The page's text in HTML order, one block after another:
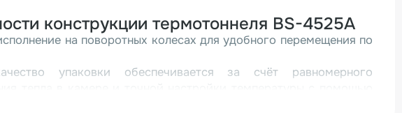
конструкции термотоннеля BS-4525A
на поворотных колесах для удобного перемещения по
упаковки обеспечивается за счёт равномерного
терморегулятора;